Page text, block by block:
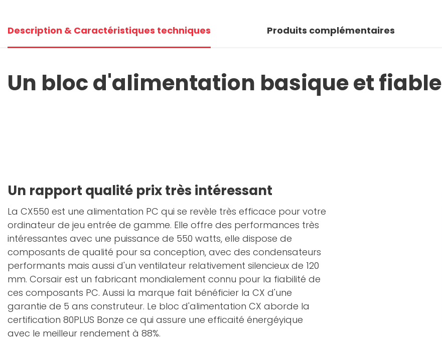
Description & Caractéristiques techniques Produits complémentaires
Un bloc d'alimentation basique et fiable
Un rapport qualité prix très intéressant
La CX550 est une alimentation PC qui se revèle très efficace pour votre
ordinateur de jeu entrée de gamme. Elle offre des performances très
intéressantes avec une puissance de 550 watts, elle dispose de
composants de qualité pour sa conception, avec des condensateurs
performants mais aussi d'un ventilateur relativement silencieux de 120
mm. Corsair est un fabricant mondialement connu pour la fiabilité de
ces composants PC. Aussi la marque fait bénéficier la CX d'une
garantie de 5 ans construteur. Le bloc d'alimentation CX aborde la
certification 80PLUS Bonze ce qui assure une efficaité énergéyique
avec le meilleur rendement à 88%.